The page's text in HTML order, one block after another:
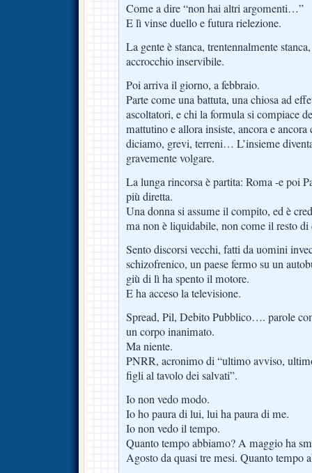
Come a dire “non hai altri argomenti…”
E lì vinse duello e futura rielezione.
La gente è stanca, trentennalmente
accrocchio inservibile.
Poi arriva il giorno, a febbraio.
Parte come una battuta, una chiosa ad
ascoltatori, e chi la formula si compiace
mattutino e allora insiste, ancora e
diciamo, grevi, terreni… L’insieme
gravemente volgare.
La lunga rincorsa è partita: Roma -e poi
più diretta.
Una donna si assume il compito, ed è
ma non è liquidabile, non come il resto
Sento discorsi vecchi, fatti da uomini
schizofrenico, un paese fermo su un
giù di lì ha spento il motore.
E ha acceso la televisione.
Spread, Pil, Debito Pubblico…. parole
un corpo inanimato.
Ma niente.
PNRR, acronimo di “ultimo avviso,
figli al tavolo dei salvati”.
Io non vedo modo.
Io ho paura di lui, lui ha paura di me.
Io non vedo il tempo.
Quanto tempo abbiamo? A maggio ha
Agosto da quasi tre mesi. Quanto tempo